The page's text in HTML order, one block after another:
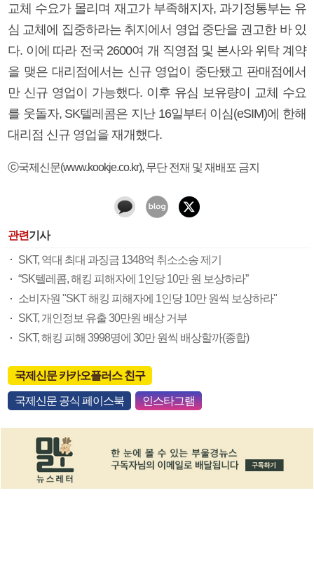
교체 수요가 몰리며 재고가 부족해지자, 과기정통부는 유
심 교체에 집중하라는 취지에서 영업 중단을 권고한 바 있
다. 이에 따라 전국 2600여 개 직영점 및 본사와 위탁 계약
을 맺은 대리점에서는 신규 영업이 중단됐고 판매점에서
만 신규 영업이 가능했다. 이후 유심 보유량이 교체 수요
를 웃돌자, SK텔레콤은 지난 16일부터 이심(eSIM)에 한해
대리점 신규 영업을 재개했다.
ⓒ국제신문(www.kookje.co.kr), 무단 전재 및 재배포 금지
관련기사
SKT, 역대 최대 과징금 1348억 취소소송 제기
“SK텔레콤, 해킹 피해자에 1인당 10만 원 보상하라”
소비자원 "SKT 해킹 피해자에 1인당 10만 원씩 보상하라"
SKT, 개인정보 유출 30만원 배상 거부
SKT, 해킹 피해 3998명에 30만 원씩 배상할까(종합)
국제신문 카카오플러스 친구
국제신문 공식 페이스북 인스타그램